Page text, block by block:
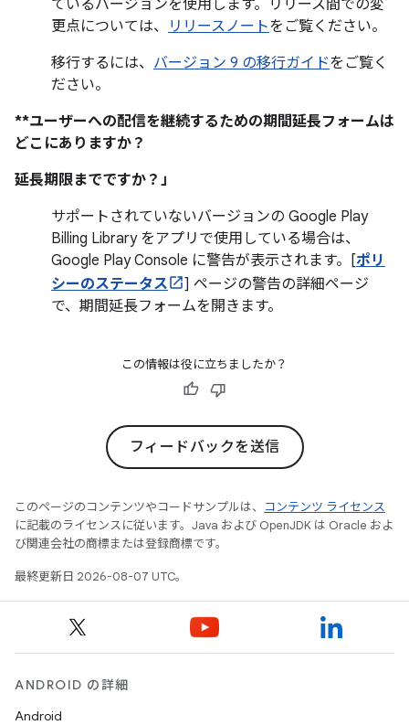
ているバージョンを使用します。リリース間での変
更点については、
リリースノートをご覧ください。
移行するには、 バージョン 9 の移行ガイドをご覧く
ださい。
**ユーザーへの配信を継続するための期間延長フォームは
どこにありますか？
延長期限までですか？」
サポートされていないバージョンの Google Play
Billing Library をアプリで使用している場合は、
Google Play Console に警告が表示されます。[ポリ
シーのステータス
] ページの警告の詳細ページ
で、期間延長フォームを開きます。
この情報は役に立ちましたか？
フィードバックを送信
このページのコンテンツやコードサンプルは、
コンテンツ ライセンス
に記載のライセンスに従います。Java および OpenJDK は Oracle およ
び関連会社の商標または登録商標です。
最終更新日 2026-08-07 UTC。
ANDROID の詳細
Android